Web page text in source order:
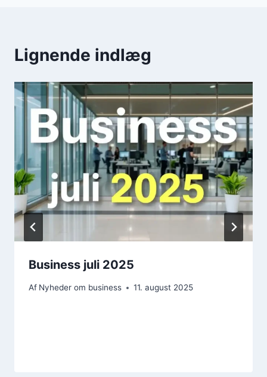
Lignende indlæg
Business juli 2025
Af Nyheder om business 11. august 2025